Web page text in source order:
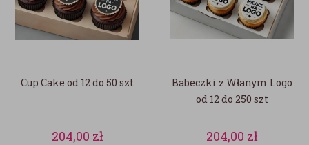
Cup Cake od 12 do 50 szt
204,00 zł
Babeczki z Włanym Logo
od 12 do 250 szt
204,00 zł